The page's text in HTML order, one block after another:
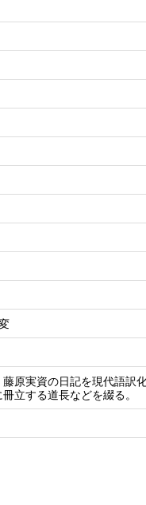
原実資の日記を現代語訳
立する道長などを綴る。